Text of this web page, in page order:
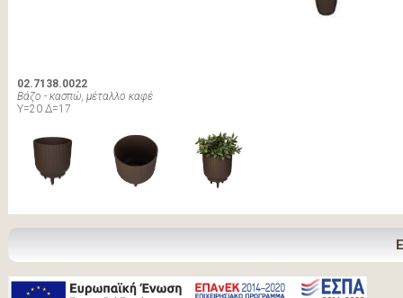
02.7138.0022
Βάζο - κασπώ, μέταλλο καφέ
Υ=20 Δ=17